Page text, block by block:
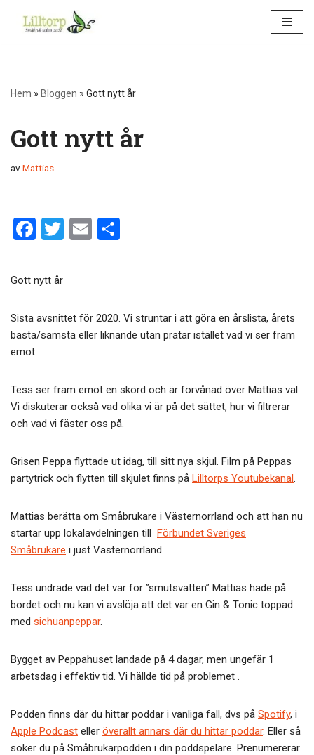
Hem » Bloggen » Gott nytt år
Gott nytt år
avMattias
F
ce
o
o
k
T
E
Gott nytt år
Sista avsnittet för 2020. Vi struntar i att göra en årslista, årets
bästa/sämsta eller liknande utan pratar istället vad vi ser fram
emot.
Tess ser fram emot en skörd och är förvånad över Mattias val.
Vi diskuterar också vad olika vi är på det sättet, hur vi filtrerar
och vad vi fäster oss på.
Grisen Peppa flyttade ut idag, till sitt nya skjul. Film på Peppas
partytrick och flytten till skjulet finns på Lilltorps Youtubekanal.
Mattias berätta om Småbrukare i Västernorrland och att han nu
startar upp lokalavdelningen till Förbundet Sveriges
Småbrukare i just Västernorrland.
Tess undrade vad det var för ”smutsvatten” Mattias hade på
bordet och nu kan vi avslöja att det var en Gin & Tonic toppad
med sichuanpeppar.
Bygget av Peppahuset landade på 4 dagar, men ungefär 1
arbetsdag i effektiv tid. Vi hällde tid på problemet .
Podden finns där du hittar poddar i vanliga fall, dvs på Spotify, i
Apple Podcast eller överallt annars där du hittar poddar. Eller så
söker du på Småbrukarpodden i din poddspelare. Prenumererar